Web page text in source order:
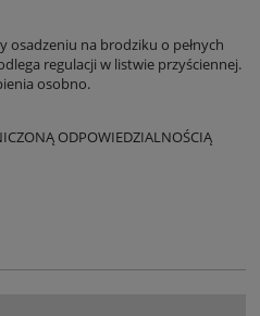
osadzeniu na brodziku o pełnych
regulacji w listwie przyściennej.
osobno.
ODPOWIEDZIALNOŚCIĄ